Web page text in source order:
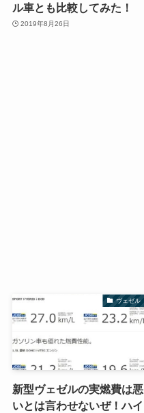
ル車とも比較してみた！
2019年8月26日
ヴェゼル
新型ヴェゼルの実燃費は悪
いとは言わせないぜ！ハイ